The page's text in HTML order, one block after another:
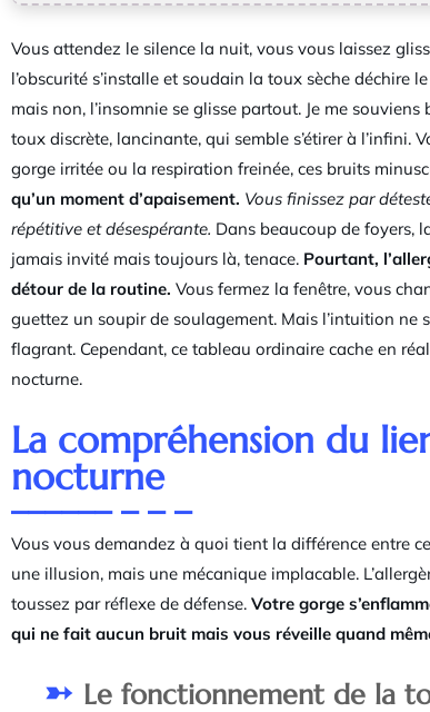
Vous attendez le silence la nuit, vous vous laissez
l’obscurité s’installe et soudain la toux sèche déchire
mais non, l’insomnie se glisse partout. Je me
toux discrète, lancinante, qui semble s’étirer à l’infini.
gorge irritée ou la respiration freinée, ces bruits
qu’un moment d’apaisement. Vous finissez par
répétitive et désespérante. Dans beaucoup de foyers,
jamais invité mais toujours là, tenace. Pourtant,
détour de la routine. Vous fermez la fenêtre, vous
guettez un soupir de soulagement. Mais l’intuition
flagrant. Cependant, ce tableau ordinaire cache en
nocturne.
La compréhension du
nocturne
Vous vous demandez à quoi tient la différence entre
une illusion, mais une mécanique implacable.
toussez par réflexe de défense. Votre gorge
qui ne fait aucun bruit mais vous réveille quand
Le fonctionnement de la